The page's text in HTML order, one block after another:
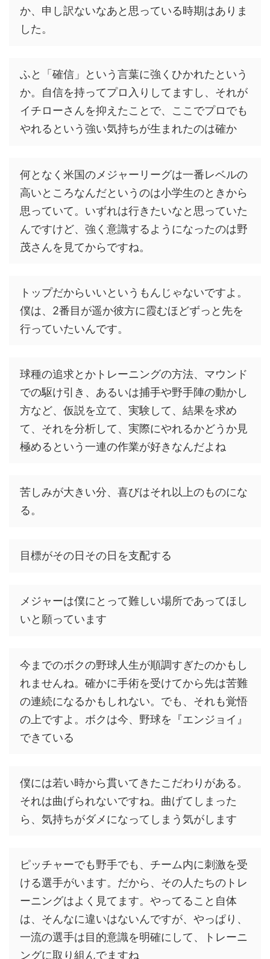
か、申し訳ないなあと思っている時期はありま
した。
ふと「確信」という言葉に強くひかれたという
か。自信を持ってプロ入りしてますし、それが
イチローさんを抑えたことで、ここでプロでも
やれるという強い気持ちが生まれたのは確か
何となく米国のメジャーリーグは一番レベルの
高いところなんだというのは小学生のときから
思っていて。いずれは行きたいなと思っていた
んですけど、強く意識するようになったのは野
茂さんを見てからですね。
トップだからいいというもんじゃないですよ。
僕は、2番目が遥か彼方に霞むほどずっと先を
行っていたいんです。
球種の追求とかトレーニングの方法、マウンド
での駆け引き、あるいは捕手や野手陣の動かし
方など、仮説を立て、実験して、結果を求め
て、それを分析して、実際にやれるかどうか見
極めるという一連の作業が好きなんだよね
苦しみが大きい分、喜びはそれ以上のものにな
る。
目標がその日その日を支配する
メジャーは僕にとって難しい場所であってほし
いと願っています
今までのボクの野球人生が順調すぎたのかもし
れませんね。確かに手術を受けてから先は苦難
の連続になるかもしれない。でも、それも覚悟
の上ですよ。ボクは今、野球を『エンジョイ』
できている
僕には若い時から貫いてきたこだわりがある。
それは曲げられないですね。曲げてしまった
ら、気持ちがダメになってしまう気がします
ピッチャーでも野手でも、チーム内に刺激を受
ける選手がいます。だから、その人たちのトレ
ーニングはよく見てます。やってること自体
は、そんなに違いはないんですが、やっぱり、
一流の選手は目的意識を明確にして、トレーニ
ングに取り組んでますね